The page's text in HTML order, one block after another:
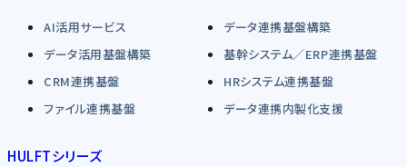
AI活用サービス
データ連携基盤構築
データ活用基盤構築
基幹システム／ERP連携基盤
CRM連携基盤
HRシステム連携基盤
ファイル連携基盤
データ連携内製化支援
HULFTシリーズ